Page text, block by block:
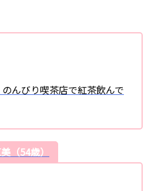
んびり喫茶店で紅茶飲んで
（54歳）